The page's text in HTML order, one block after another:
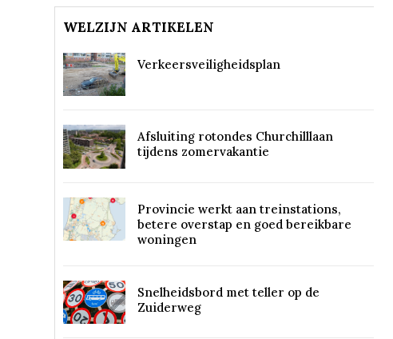
WELZIJN ARTIKELEN
Verkeersveiligheidsplan
Afsluiting rotondes Churchilllaan
tijdens zomervakantie
Provincie werkt aan treinstations,
betere overstap en goed bereikbare
woningen
Snelheidsbord met teller op de
Zuiderweg